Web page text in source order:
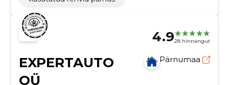
4.928 hinnangut
EXPERTAUTO
OÜ
Pärnumaa